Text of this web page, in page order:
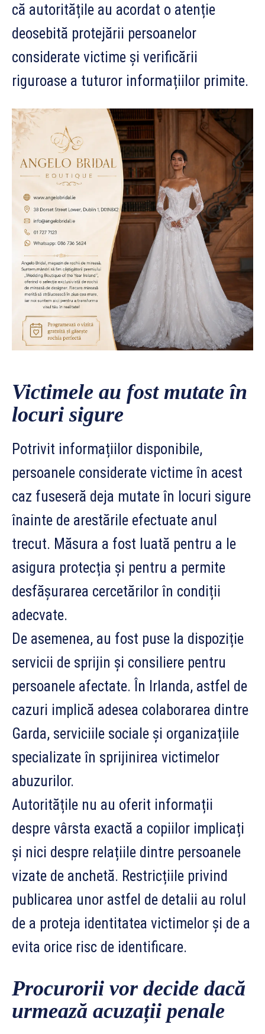
că autoritățile au acordat o atenție
deosebită protejării persoanelor
considerate victime și verificării
riguroase a tuturor informațiilor primite.
Victimele au fost mutate în
locuri sigure
Potrivit informațiilor disponibile,
persoanele considerate victime în acest
caz fuseseră deja mutate în locuri sigure
înainte de arestările efectuate anul
trecut. Măsura a fost luată pentru a le
asigura protecția și pentru a permite
desfășurarea cercetărilor în condiții
adecvate.
De asemenea, au fost puse la dispoziție
servicii de sprijin și consiliere pentru
persoanele afectate. În Irlanda, astfel de
cazuri implică adesea colaborarea dintre
Garda, serviciile sociale și organizațiile
specializate în sprijinirea victimelor
abuzurilor.
Autoritățile nu au oferit informații
despre vârsta exactă a copiilor implicați
și nici despre relațiile dintre persoanele
vizate de anchetă. Restricțiile privind
publicarea unor astfel de detalii au rolul
de a proteja identitatea victimelor și de a
evita orice risc de identificare.
Procurorii vor decide dacă
urmează acuzații penale